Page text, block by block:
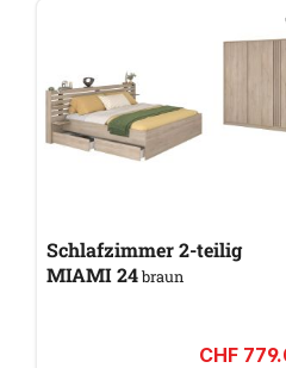
Schlafzimmer 2-teilig
MIAMI 24braun
CHF